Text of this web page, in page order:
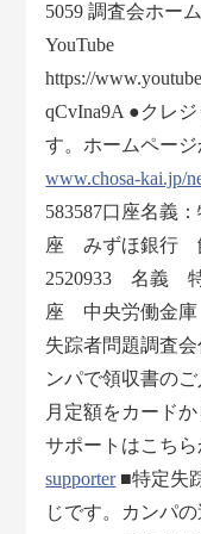
5059 調査会ホー
YouTube
https://
qCvIna9A ●クレ
す。ホームページ
www.chosa-kai.jp/
583587口座名義
座 みずほ銀行
2520933 名義
座 中央労働金
失踪者問題調査
ンパで領収書の
月定額をカード
サポートはこち
supporter■特定失
じです。カンパ